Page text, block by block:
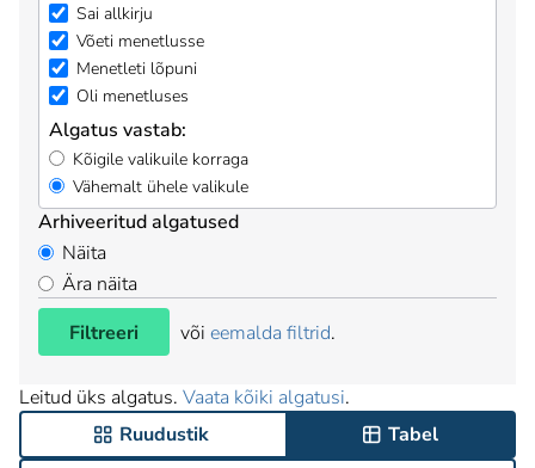
Sai allkirju
Võeti menetlusse
Menetleti lõpuni
Oli menetluses
Algatus vastab:
Kõigile valikuile korraga
Vähemalt ühele valikule
Arhiveeritud algatused
Näita
Ära näita
Filtreeri
või eemalda filtrid.
Leitud üks algatus. Vaata kõiki algatusi.
Ruudustik
Tabel